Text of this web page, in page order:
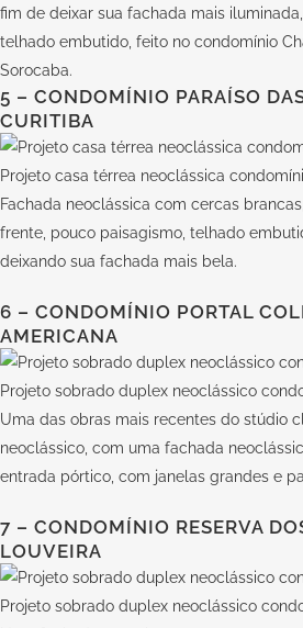
fim de deixar sua fachada mais
telhado embutido, feito no condomínio
Sorocaba.
5 – CONDOMÍNIO PARAÍSO
CURITIBA
Projeto casa térrea neoclássica
Fachada neoclássica com cercas
frente, pouco paisagismo, telhado
deixando sua fachada mais bela.
6 – CONDOMÍNIO PORTAL
AMERICANA
Projeto sobrado duplex neoclássico
Uma das obras mais recentes do stúdio
neoclássico, com uma fachada
entrada pórtico, com janelas grandes e
7 – CONDOMÍNIO RESERVA
LOUVEIRA
Projeto sobrado duplex neoclássico